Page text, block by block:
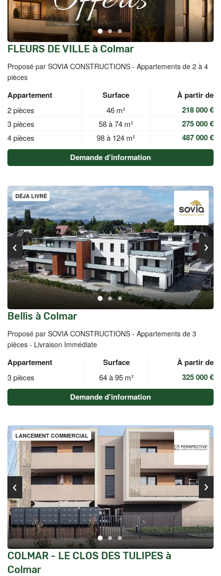
FLEURS DE VILLE à Colmar
Proposé par SOVIA CONSTRUCTIONS - Appartements de 2 à 4
pièces
Appartement Surface À partir de
2 pièces 46 m² 218 000 €
3 pièces 58 à 74 m² 275 000 €
4 pièces 98 à 124 m²
487 000 €
Demande d'information
DÉJA LIVRÉ
Bellis à Colmar
Proposé par SOVIA CONSTRUCTIONS - Appartements de 3
pièces - Livraison Immédiate
Appartement Surface À partir de
3 pièces 64 à 95 m²
325 000 €
Demande d'information
LANCEMENT COMMERCIAL
COLMAR - LE CLOS DES TULIPES à
Colmar